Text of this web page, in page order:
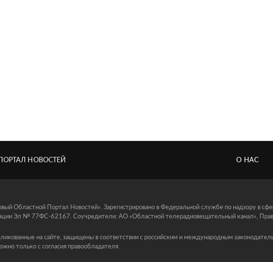
НОВОСТЕЙ О НАС
Областной Портал Новостей». Зарегистрировано в Федеральной службе по надзору в
Эл № 77ФС-62167. Соучредители: АО «Областной телерадиовещательный канал»,
на сайте, защищены в соответствии с российским и международным
только с согласия правообладателя.